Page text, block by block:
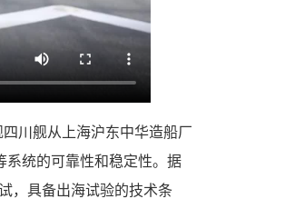
川舰从上海沪东中华造船厂
统的可靠性和稳定性。据
，具备出海试验的技术条